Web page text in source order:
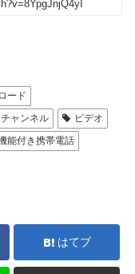
ード
チャンネル
ビデオ
能付き携帯電話
はてブ